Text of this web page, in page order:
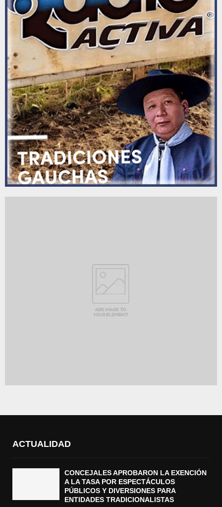
ACTUALIDAD
CONCEJALES APROBARON LA EXENCIÓN
A LA TASA POR ESPECTÁCULOS
PÚBLICOS Y DIVERSIONES PARA
ENTIDADES TRADICIONALISTAS